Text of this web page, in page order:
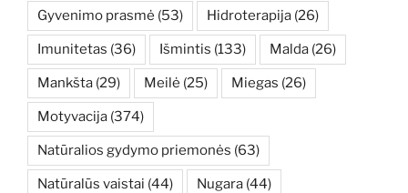
Gyvenimo prasmė (53) Hidroterapija (26)
Imunitetas (36) Išmintis (133) Malda (26)
Mankšta (29) Meilė (25) Miegas (26)
Motyvacija (374)
Natūralios gydymo priemonės (63)
Natūralūs vaistai (44) Nugara (44)